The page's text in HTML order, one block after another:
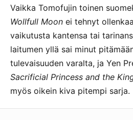
Vaikka Tomofujin toinen
Wollfull Moon ei tehnyt
vaikutusta kantensa tai
laitumen yllä sai minut
tulevaisuuden varalta, ja Yen
Sacrificial Princess and the
myös oikein kiva pitempi sarja.